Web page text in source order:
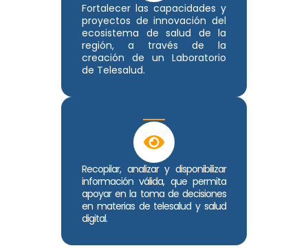
Fortalecer las capacidades y
proyectos de innovación del
ecosistema de salud de la
región, a través de la
creación de un Laboratorio
de Telesalud.
Recopilar, analizar y disponibilizar
información válida, que permita
apoyar en la toma de decisiones
en materias de telesalud y salud
digital.